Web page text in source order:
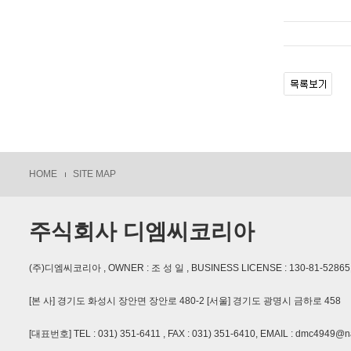
HOME SITE MAP
주식회사 디엠씨코리아
(주)디엠씨코리아 , OWNER : 조 성 일 , BUSINESS LICENSE : 130-81-
[본 사] 경기도 화성시 장안면 장안로 480-2 [서울] 경기도 광명시 금하로 458
[대표번호] TEL : 031) 351-6411 , FAX : 031) 351-6410, EMAIL :